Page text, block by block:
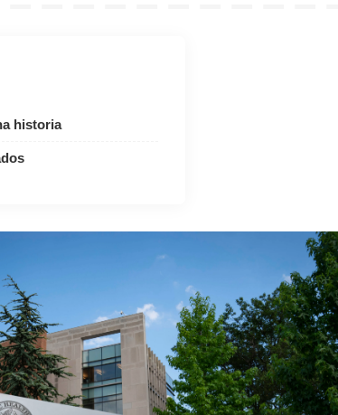
historia